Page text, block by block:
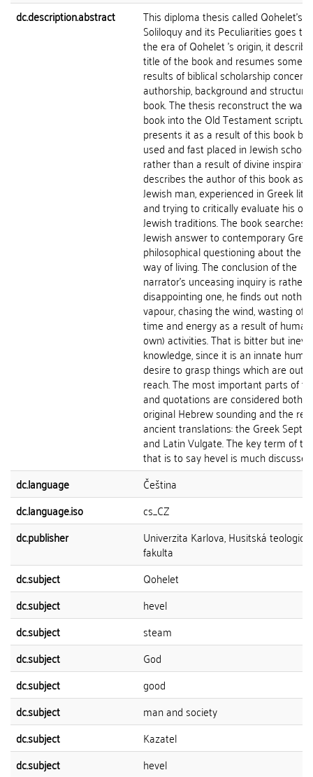
dc.description.abstract
This diploma thesis called Qohelet's
Soliloquy and its Peculiarities goes
the era of Qohelet 's origin, it
title of the book and resumes some
results of biblical scholarship
authorship, background and
book. The thesis reconstruct the way
book into the Old Testament
presents it as a result of this book
used and fast placed in Jewish
rather than a result of divine
describes the author of this book as a
Jewish man, experienced in Greek
and trying to critically evaluate his
Jewish traditions. The book searches a
Jewish answer to contemporary
philosophical questioning about the
way of living. The conclusion of the
narrator's unceasing inquiry is rather
disappointing one, he finds out
vapour, chasing the wind, wasting of
time and energy as a result of
own) activities. That is bitter but
knowledge, since it is an innate
desire to grasp things which are out
reach. The most important parts of
and quotations are considered both
original Hebrew sounding and the
ancient translations: the Greek
and Latin Vulgate. The key term of
that is to say hevel is much discussed
dc.language
Čeština
dc.language.iso
cs_CZ
dc.publisher
Univerzita Karlova, Husitská
fakulta
dc.subject
Qohelet
dc.subject
hevel
dc.subject
steam
dc.subject
God
dc.subject
good
dc.subject
man and society
dc.subject
Kazatel
dc.subject
hevel